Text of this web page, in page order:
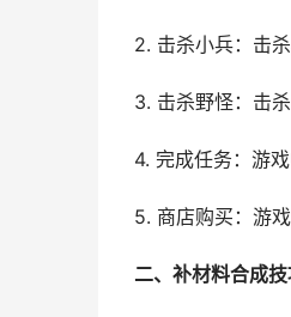
2. 击杀小兵：击
3. 击杀野怪：击
4. 完成任务：游
5. 商店购买：游
二、补材料合成